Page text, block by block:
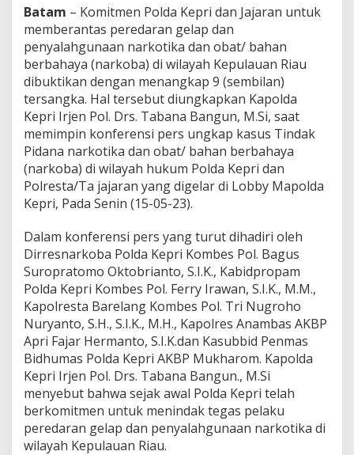
a
K
e
p
i
&
P
o
l
r
e
s
t
B
a
r
e
l
a
n
g
A
m
a
n
k
a
n
9
Batam – Komitmen Polda Kepri dan Jajaran untuk
memberantas peredaran gelap dan
penyalahgunaan narkotika dan obat/ bahan
berbahaya (narkoba) di wilayah Kepulauan Riau
dibuktikan dengan menangkap 9 (sembilan)
tersangka. Hal tersebut diungkapkan Kapolda
Kepri Irjen Pol. Drs. Tabana Bangun, M.Si, saat
memimpin konferensi pers ungkap kasus Tindak
Pidana narkotika dan obat/ bahan berbahaya
(narkoba) di wilayah hukum Polda Kepri dan
Polresta/Ta jajaran yang digelar di Lobby Mapolda
Kepri, Pada Senin (15-05-23).
Dalam konferensi pers yang turut dihadiri oleh
Dirresnarkoba Polda Kepri Kombes Pol. Bagus
Suropratomo Oktobrianto, S.I.K., Kabidpropam
Polda Kepri Kombes Pol. Ferry Irawan, S.I.K., M.M.,
Kapolresta Barelang Kombes Pol. Tri Nugroho
Nuryanto, S.H., S.I.K., M.H., Kapolres Anambas AKBP
Apri Fajar Hermanto, S.I.K.dan Kasubbid Penmas
Bidhumas Polda Kepri AKBP Mukharom. Kapolda
Kepri Irjen Pol. Drs. Tabana Bangun., M.Si
menyebut bahwa sejak awal Polda Kepri telah
berkomitmen untuk menindak tegas pelaku
peredaran gelap dan penyalahgunaan narkotika di
wilayah Kepulauan Riau.